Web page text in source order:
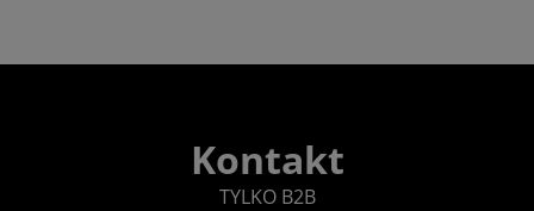
Kontakt
TYLKO B2B